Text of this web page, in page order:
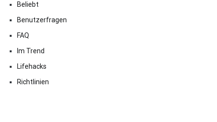
Beliebt
Benutzerfragen
FAQ
Im Trend
Lifehacks
Richtlinien